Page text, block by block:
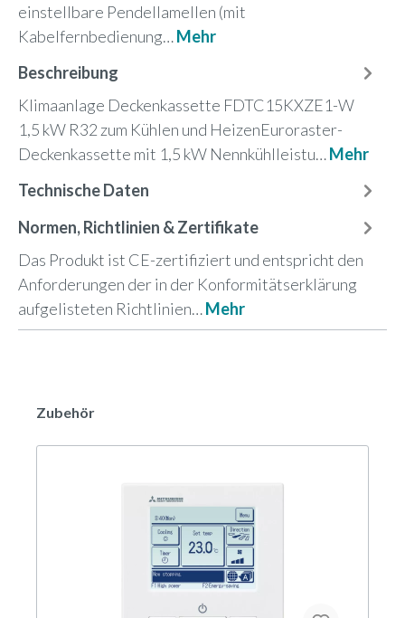
einstellbare Pendellamellen (mit
Kabelfernbedienung…Mehr
Beschreibung
Klimaanlage Deckenkassette FDTC15KXZE1-W
1,5 kW R32 zum Kühlen und HeizenEuroraster-
Deckenkassette mit 1,5 kW Nennkühlleistu…Mehr
Technische Daten
Normen, Richtlinien & Zertifikate
Das Produkt ist CE-zertifiziert und entspricht den
Anforderungen der in der Konformitätserklärung
aufgelisteten Richtlinien…Mehr
Zubehör